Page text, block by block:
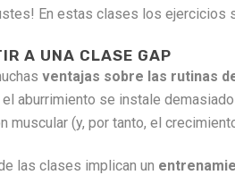
En estas clases los ejercicios
A UNA CLASE GAP
ventajas sobre las rutinas
aburrimiento se instale
muscular (y, por tanto, el
las clases implican un